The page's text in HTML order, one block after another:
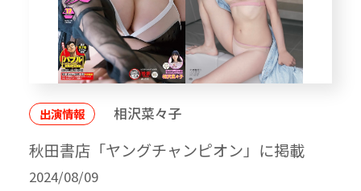
出演情報 相沢菜々子
秋田書店「ヤングチャンピオン」に掲載
2024/08/09